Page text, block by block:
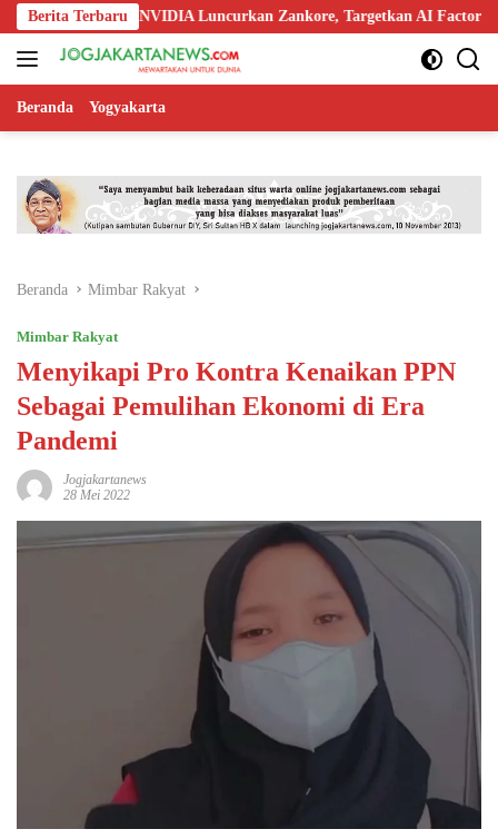
Langsung
ke
konten
Berita Terbaru
dan NVIDIA Luncurkan Zankore, Targetkan AI Factory 1 GW
Beranda Yogyakarta
Beranda Mimbar Rakyat
Mimbar Rakyat
Menyikapi Pro Kontra Kenaikan PPN
Sebagai Pemulihan Ekonomi di Era
Pandemi
Jogjakartanews
28 Mei 2022